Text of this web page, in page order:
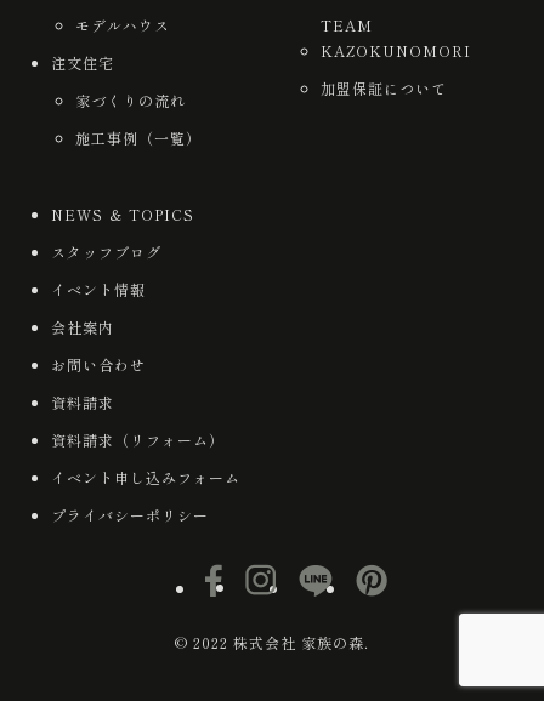
モデルハウス
注文住宅
家づくりの流れ
施工事例（一覧）
TEAM
KAZOKUNOMORI
加盟保証について
NEWS ＆ TOPICS
スタッフブログ
イベント情報
会社案内
お問い合わせ
資料請求
資料請求（リフォーム）
イベント申し込みフォーム
プライバシーポリシー
© 2022 株式会社 家族の森.